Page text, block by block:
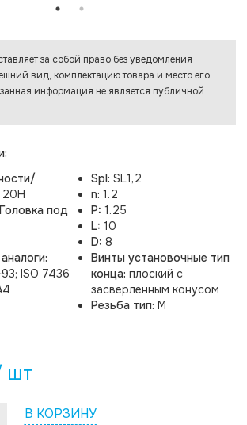
20H
под
ISO 7436
Spl: SL1,2
n: 1.2
P: 1.25
L: 10
D: 8
Винты установочные тип
конца: плоский с
засверленным конусом
Резьба тип: M
шт
В КОРЗИНУ
за собой право без уведомления
вид, комплектацию товара и место его
информация не является публичной